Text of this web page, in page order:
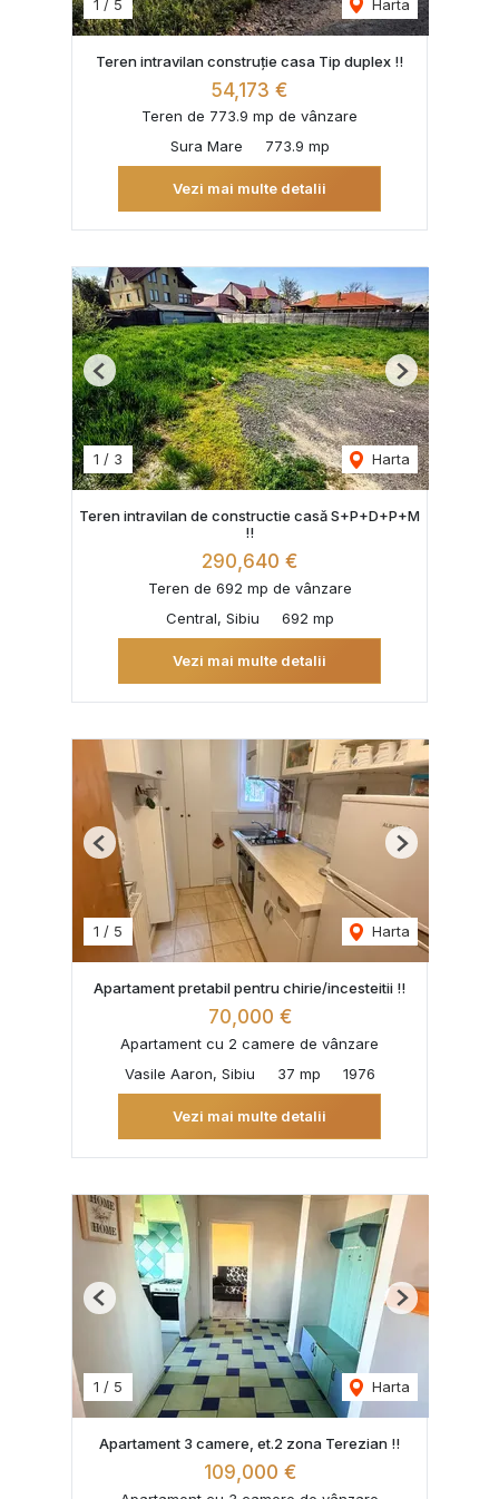
1 / 5 Harta
Teren intravilan construție casa Tip duplex !!
54,173 €
Teren de 773.9 mp de vânzare
Sura Mare
773.9 mp
Vezi mai multe detalii
1 / 3 Harta
Previous Next
Teren intravilan de constructie casă S+P+D+P+M
!!
290,640 €
Teren de 692 mp de vânzare
Central, Sibiu
692 mp
Vezi mai multe detalii
1 / 5 Harta
Previous Next
Apartament pretabil pentru chirie/incesteitii !!
70,000 €
Apartament cu 2 camere de vânzare
Vasile Aaron, Sibiu
37 mp 1976
Vezi mai multe detalii
1 / 5 Harta
Previous Next
Apartament 3 camere, et.2 zona Terezian !!
109,000 €